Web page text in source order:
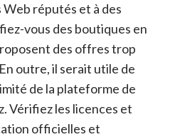
réputés et à des
vous des boutiques en
des offres trop
outre, il serait utile de
de la plateforme de
Vérifiez les licences et
officielles et